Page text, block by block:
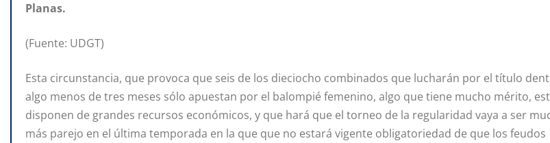
Planas.
(Fuente: UDGT)
Esta circunstancia, que provoca que seis de los dieciocho combinados que lucharán por el título
algo menos de tres meses sólo apuestan por el balompié femenino, algo que tiene mucho mérito,
disponen de grandes recursos económicos, y que hará que el torneo de la regularidad vaya a ser
más parejo en el última temporada en la que que no estará vigente obligatoriedad de que los feudos